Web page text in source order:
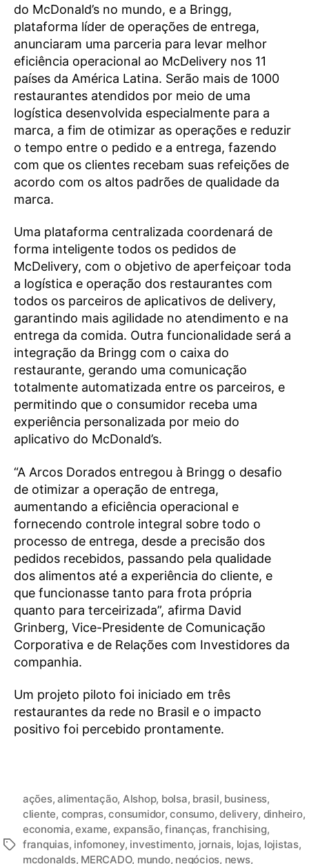
do McDonald’s no mundo, e a Bringg,
plataforma líder de operações de entrega,
anunciaram uma parceria para levar melhor
eficiência operacional ao McDelivery nos 11
países da América Latina. Serão mais de 1000
restaurantes atendidos por meio de uma
logística desenvolvida especialmente para a
marca, a fim de otimizar as operações e reduzir
o tempo entre o pedido e a entrega, fazendo
com que os clientes recebam suas refeições de
acordo com os altos padrões de qualidade da
marca.
Uma plataforma centralizada coordenará de
forma inteligente todos os pedidos de
McDelivery, com o objetivo de aperfeiçoar toda
a logística e operação dos restaurantes com
todos os parceiros de aplicativos de delivery,
garantindo mais agilidade no atendimento e na
entrega da comida. Outra funcionalidade será a
integração da Bringg com o caixa do
restaurante, gerando uma comunicação
totalmente automatizada entre os parceiros, e
permitindo que o consumidor receba uma
experiência personalizada por meio do
aplicativo do McDonald’s.
“A Arcos Dorados entregou à Bringg o desafio
de otimizar a operação de entrega,
aumentando a eficiência operacional e
fornecendo controle integral sobre todo o
processo de entrega, desde a precisão dos
pedidos recebidos, passando pela qualidade
dos alimentos até a experiência do cliente, e
que funcionasse tanto para frota própria
quanto para terceirizada”, afirma David
Grinberg, Vice-Presidente de Comunicação
Corporativa e de Relações com Investidores da
companhia.
Um projeto piloto foi iniciado em três
restaurantes da rede no Brasil e o impacto
positivo foi percebido prontamente.
ações,alimentação, Alshop, bolsa, brasil, business,
cliente, compras,consumidor,consumo,delivery, dinheiro,
economia,exame, expansão,finanças, franchising,
franquias, infomoney, investimento, jornais, lojas, lojistas,
mcdonalds, MERCADO, mundo, negócios, news,